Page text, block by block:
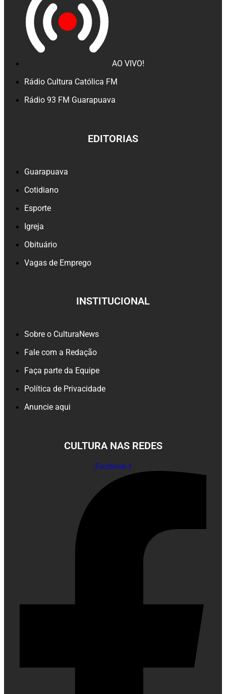
AO VIVO!
Rádio Cultura Católica FM
Rádio 93 FM Guarapuava
EDITORIAS
Guarapuava
Cotidiano
Esporte
Igreja
Obituário
Vagas de Emprego
INSTITUCIONAL
Sobre o CulturaNews
Fale com a Redação
Faça parte da Equipe
Política de Privacidade
Anuncie aqui
CULTURA NAS REDES
Facebook-f